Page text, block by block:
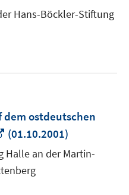
Hans-Böckler-Stiftung
dem ostdeutschen
In
neuem
Fenster
öffnen
(01.10.2001)
Halle an der Martin-